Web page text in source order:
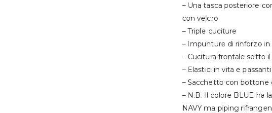
– Una tasca posteriore
con velcro
– Triple cuciture
– Impunture di rinforzo in
– Cucitura frontale sotto
– Elastici in vita e
– Sacchetto con bottone
– N.B. Il colore BLUE ha
NAVY ma piping